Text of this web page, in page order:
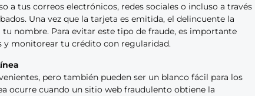
a tus correos electrónicos, redes sociales o incluso a través
Una vez que la tarjeta es emitida, el delincuente la
tu nombre. Para evitar este tipo de fraude, es importante
y monitorear tu crédito con regularidad.
pero también pueden ser un blanco fácil para los
ocurre cuando un sitio web fraudulento obtiene la